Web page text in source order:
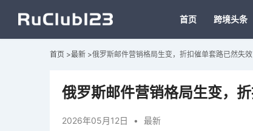
首页 跨境头条
首页 >最新 >俄罗斯邮件营销格局生变，折扣催单套路已然失效
俄罗斯邮件营销格局生变，
2026年05月12日 • 最新